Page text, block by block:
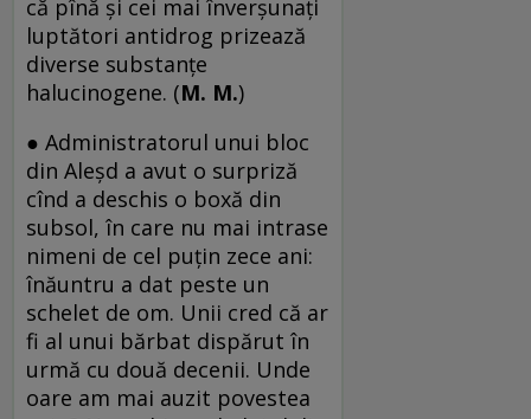
că pînă și cei mai înverșunați
luptători antidrog prizează
diverse substanțe
halucinogene. (M. M.)
● Administratorul unui bloc
din Aleșd a avut o surpriză
cînd a deschis o boxă din
subsol, în care nu mai intrase
nimeni de cel puțin zece ani:
înăuntru a dat peste un
schelet de om. Unii cred că ar
fi al unui bărbat dispărut în
urmă cu două decenii. Unde
oare am mai auzit povestea